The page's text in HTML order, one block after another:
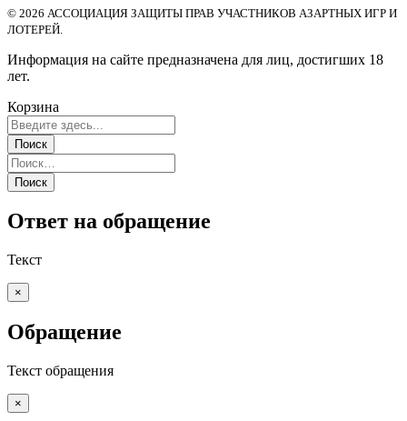
© 2026 АССОЦИАЦИЯ ЗАЩИТЫ ПРАВ УЧАСТНИКОВ АЗАРТНЫХ ИГР И
ЛОТЕРЕЙ.
Информация на сайте предназначена для лиц, достигших 18
лет.
Корзина
Ответ на обращение
Текст
×
Обращение
Текст обращения
×